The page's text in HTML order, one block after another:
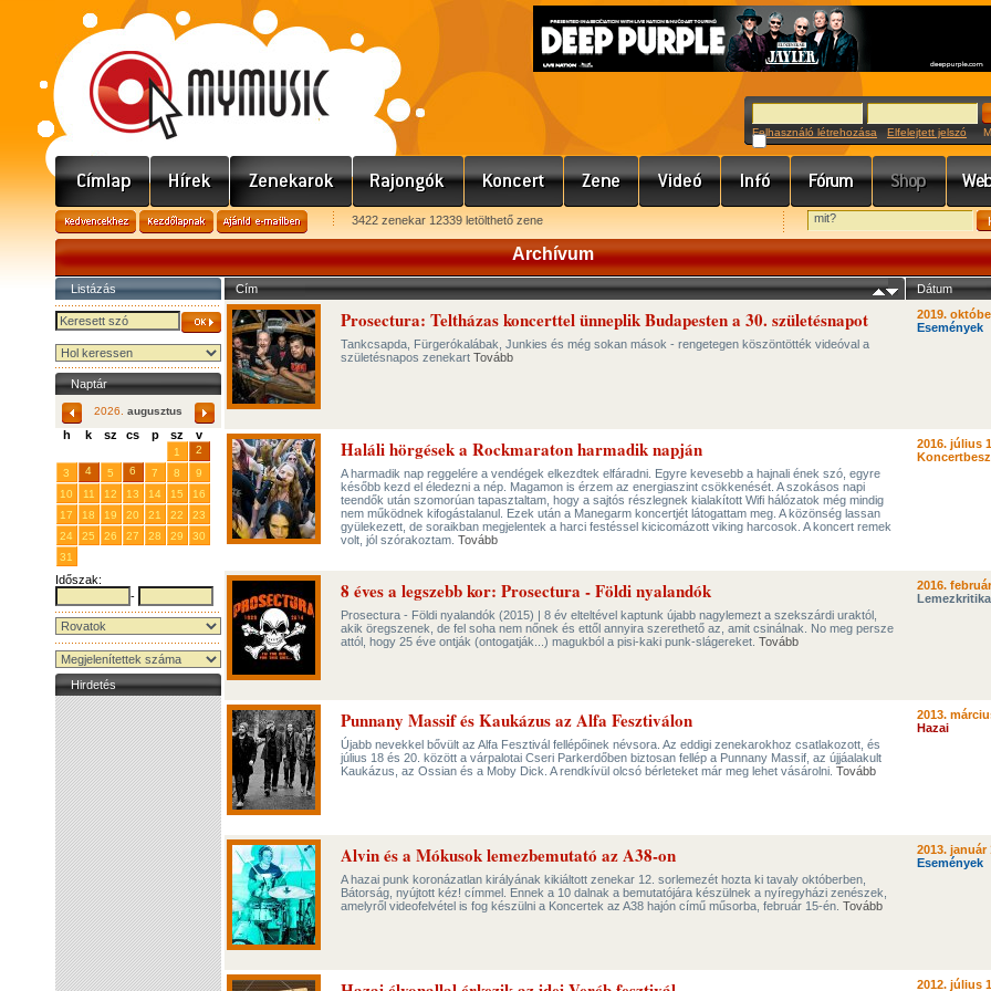
Felhasználó létrehozása Elfelejtett jelszó
3422 zenekar 12339 letölthető zene
Archívum
Listázás
Naptár
2026. augusztus
h k sz cs p sz v
1
2
3
4 5 6 7 8
9
10
11 12 13 14 15
16
17
18 19 20 21 22
23
24
25 26 27 28 29
30
31
Időszak:
-
Hirdetés
Cím Dátum
Prosectura: Teltházas koncerttel ünneplik Budapesten a 30. születésnapot
Tankcsapda, Fürgerókalábak, Junkies és még sokan mások - rengetegen köszöntötték videóval a
születésnapos zenekart Tovább
2019.
Események
Haláli hörgések a Rockmaraton harmadik napján
A harmadik nap reggelére a vendégek elkezdtek elfáradni. Egyre kevesebb a hajnali ének szó, egyre
később kezd el éledezni a nép. Magamon is érzem az energiaszint csökkenését. A szokásos napi
teendők után szomorúan tapasztaltam, hogy a sajtós részlegnek kialakított Wifi hálózatok még mindig
nem működnek kifogástalanul. Ezek után a Manegarm koncertjét látogattam meg. A közönség lassan
gyülekezett, de soraikban megjelentek a harci festéssel kicicomázott viking harcosok. A koncert remek
volt, jól szórakoztam. Tovább
2016. július
8 éves a legszebb kor: Prosectura - Földi nyalandók
Prosectura - Földi nyalandók (2015) | 8 év elteltével kaptunk újabb nagylemezt a szekszárdi uraktól,
akik öregszenek, de fel soha nem nőnek és ettől annyira szerethető az, amit csinálnak. No meg persze
attól, hogy 25 éve ontják (ontogatják...) magukból a pisi-kaki punk-slágereket. Tovább
2016.
Lemezkritika
Punnany Massif és Kaukázus az Alfa Fesztiválon
Újabb nevekkel bővült az Alfa Fesztivál fellépőinek névsora. Az eddigi zenekarokhoz csatlakozott, és
július 18 és 20. között a várpalotai Cseri Parkerdőben biztosan fellép a Punnany Massif, az újjáalakult
Kaukázus, az Ossian és a Moby Dick. A rendkívül olcsó bérleteket már meg lehet vásárolni. Tovább
2013.
Hazai
Alvin és a Mókusok lemezbemutató az A38-on
A hazai punk koronázatlan királyának kikiáltott zenekar 12. sorlemezét hozta ki tavaly októberben,
Bátorság, nyújtott kéz! címmel. Ennek a 10 dalnak a bemutatójára készülnek a nyíregyházi zenészek,
amelyről videofelvétel is fog készülni a Koncertek az A38 hajón című műsorba, február 15-én. Tovább
2013. január
Események
2012. július